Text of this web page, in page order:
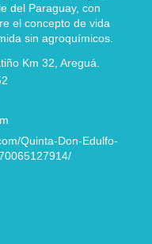
del Paraguay, con
el concepto de vida
sin agroquímicos.
Km 32, Areguá.
Quinta-Don-Edulfo-